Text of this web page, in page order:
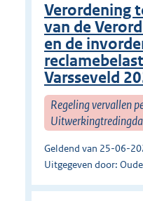
Verordening
van de
en de
Varsseveld
Regeling vervallen
Geldend van 25-06-
Uitgegeven door: